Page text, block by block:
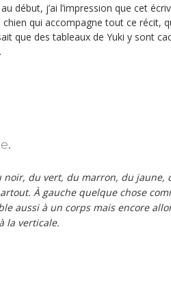
début, j’ai l’impression que cet
qui accompagne tout ce récit,
que des tableaux de Yuki y sont
noir, du vert, du marron, du jaune,
À gauche quelque chose
aussi à un corps mais encore
la verticale.